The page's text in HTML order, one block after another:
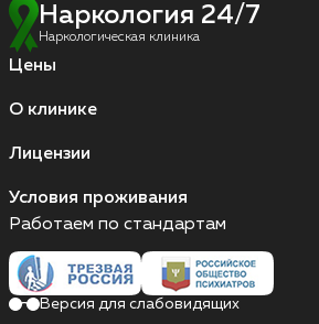
Наркология 24/7
Наркологическая клиника
Цены
О клинике
Лицензии
Условия проживания
Работаем по стандартам
Версия для слабовидящих